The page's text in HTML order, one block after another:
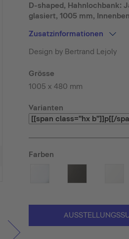
D-shaped, Hahnlochbank:
glasiert, 1005 mm,
Zusatzinformationen
Design by Bertrand Lejoly
Grösse
1005 x 480 mm
Varianten
Farben